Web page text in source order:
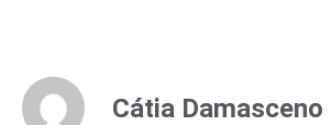
Cátia Damasceno